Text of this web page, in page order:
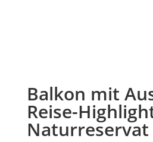
Balkon mit
Reise-
Naturreservat